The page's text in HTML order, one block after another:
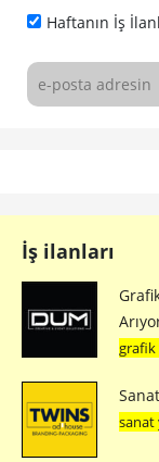
Haftanın İş
İş ilanları
grafik